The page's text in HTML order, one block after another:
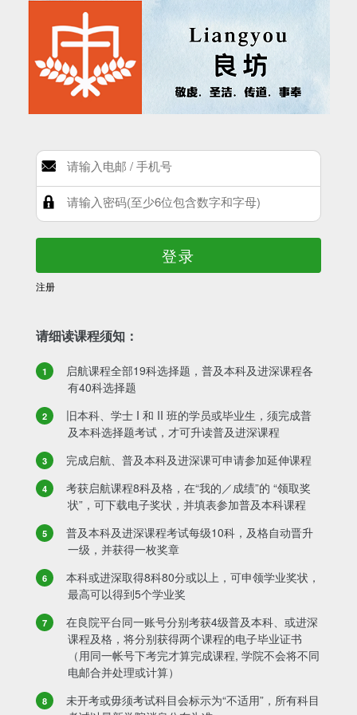
登录
注册
请细读课程须知：
启航课程全部19科选择题，普及本科及进深课程各
有40科选择题
旧本科、学士 I 和 II 班的学员或毕业生，须完成普
及本科选择题考试，才可升读普及进深课程
完成启航、普及本科及进深课可申请参加延伸课程
考获启航课程8科及格，在“我的／成绩”的 “领取奖
状”，可下载电子奖状，并填表参加普及本科课程
普及本科及进深课程考试每级10科，及格自动晋升
一级，并获得一枚奖章
本科或进深取得8科80分或以上，可申领学业奖状，
最高可以得到5个学业奖
在良院平台同一账号分别考获4级普及本科、或进深
课程及格，将分别获得两个课程的电子毕业证书
（用同一帐号下考完才算完成课程, 学院不会将不同
电邮合并处理或计算）
未开考或毋须考试科目会标示为“不适用”，所有科目